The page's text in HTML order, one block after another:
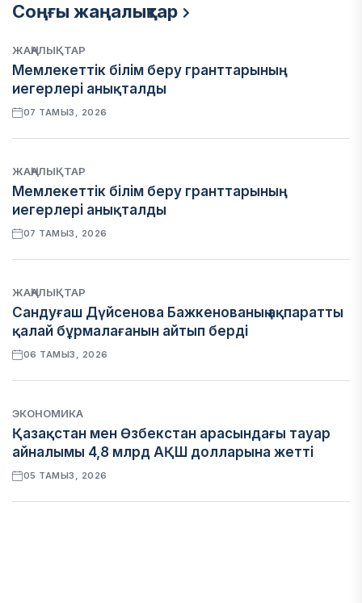
Соңғы жаңалықтар
ЖАҢАЛЫҚТАР
Мемлекеттік білім беру гранттарының
иегерлері анықталды
07 ТАМЫЗ, 2026
ЖАҢАЛЫҚТАР
Мемлекеттік білім беру гранттарының
иегерлері анықталды
07 ТАМЫЗ, 2026
ЖАҢАЛЫҚТАР
Сандуғаш Дүйсенова Бажкенованың ақпаратты
қалай бұрмалағанын айтып берді
06 ТАМЫЗ, 2026
ЭКОНОМИКА
Қазақстан мен Өзбекстан арасындағы тауар
айналымы 4,8 млрд АҚШ долларына жетті
05 ТАМЫЗ, 2026